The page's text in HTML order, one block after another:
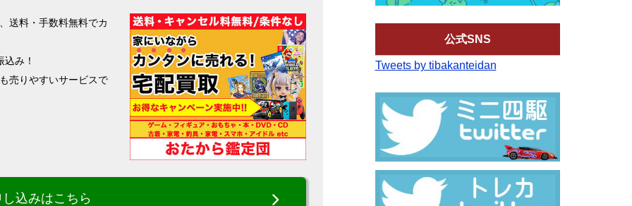
送料・手数料無料でカ
み！
売りやすいサービスで
込みはこちら
公式SNS
Tweets by tibakanteidan